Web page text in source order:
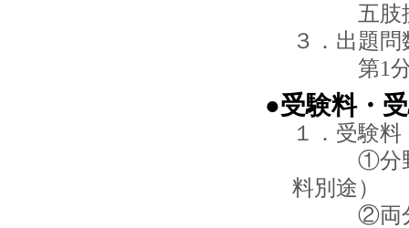
五肢択
３．出題問
第1分野
●受験料・
１．受験料
①分野
料別途）
②両分